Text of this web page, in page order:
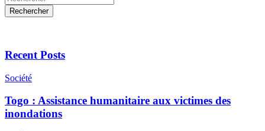
Rechercher
Recent Posts
Société
Togo : Assistance humanitaire aux victimes des
inondations